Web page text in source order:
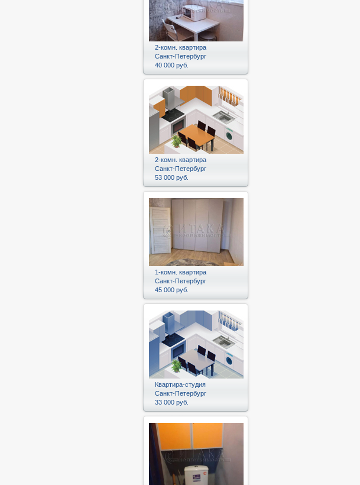
2-комн. квартира
Санкт-Петербург
40 000 руб.
2-комн. квартира
Санкт-Петербург
53 000 руб.
1-комн. квартира
Санкт-Петербург
45 000 руб.
Квартира-студия
Санкт-Петербург
33 000 руб.